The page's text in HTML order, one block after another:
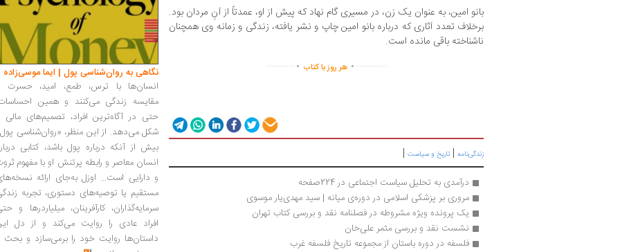
بانو امین، به عنوان یک زن، در مسیری گام نهاد که پیش از او، عمدتاً از آنِ مردان بود.
برخلاف تعدد آثاری که درباره بانو امین چاپ و نشر یافته، زندگی و زمانه وی همچنان
ناشناخته باقی مانده است.
...............
. هر روز با کتاب .
..............
زندگی‌نامه | تاریخ و سیاست |
درآمدی به تحلیل سیاست اجتماعی در 224صفحه
مروری بر پزشکی اسلامی در دوره‌ی میانه | سید مهدی‌یار موسوی
یک پرونده ویژه مشروطه در فصلنامه نقد و بررسی کتاب تهران
نشست نقد و بررسی مثمر علی‌خان
فلسفه در دوره باستان از مجموعه تاریخ فلسفه غرب
نگاهی به روان‌شناسی پول | ایما موسی‌زاده
انسان‌ها با ترس، طمع، امید، حسرت
مقایسه زندگی می‌کنند و همین
حتی در آگاه‌ترین افراد، تصمیم‌های مالی
شکل می‌دهد. از این منظر، «روان‌شناسی
بیش از آنکه درباره پول باشد، کتابی
انسان معاصر و رابطه پرتنش او با مفهوم
و دارایی است... اوزل به‌جای ارائه
مستقیم یا توصیه‌های دستوری، تجربه
سرمایه‌گذاران، کارآفرینان، میلیاردرها و
افراد عادی را روایت می‌کند و از دل
داستان‌ها روایت خود را برمی‌سازد و بحث